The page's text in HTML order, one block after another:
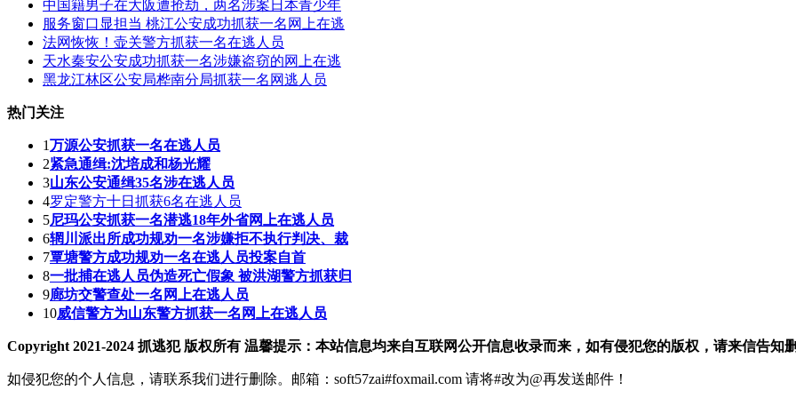
中国籍男子在大阪遭抢劫，两名涉案日本青少年
服务窗口显担当 桃江公安成功抓获一名网上在逃
法网恢恢！壶关警方抓获一名在逃人员
天水秦安公安成功抓获一名涉嫌盗窃的网上在逃
黑龙江林区公安局桦南分局抓获一名网逃人员
热门关注
1万源公安抓获一名在逃人员
2紧急通缉:沈培成和杨光耀
3山东公安通缉35名涉在逃人员
4罗定警方十日抓获6名在逃人员
5尼玛公安抓获一名潜逃18年外省网上在逃人员
6辋川派出所成功规劝一名涉嫌拒不执行判决、裁
7覃塘警方成功规劝一名在逃人员投案自首
8一批捕在逃人员伪造死亡假象 被洪湖警方抓获归
9廊坊交警查处一名网上在逃人员
10威信警方为山东警方抓获一名网上在逃人员
Copyright 2021-2024 抓逃犯 版权所有 温馨提示：本站信息均来自互联网公开信息收录而来，如有侵犯您的版权，请来信告知
如侵犯您的个人信息，请联系我们进行删除。邮箱：soft57zai#foxmail.com 请将#改为@再发送邮件！